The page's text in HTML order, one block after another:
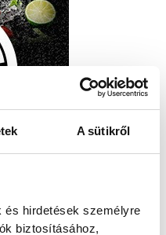
A sütikről
és hirdetések személyre
biztosításához,